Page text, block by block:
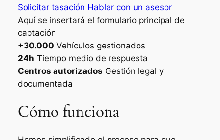
Solicitar tasación Hablar con un asesor
Aquí se insertará el formulario principal de
captación
+30.000 Vehículos gestionados
24h Tiempo medio de respuesta
Centros autorizados Gestión legal y
documentada
Cómo funciona